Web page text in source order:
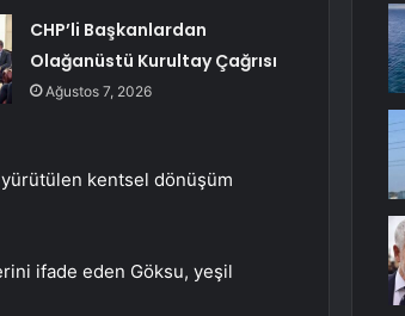
CHP’li Başkanlardan
Olağanüstü Kurultay Çağrısı
Ağustos 7, 2026
kentsel dönüşüm
ifade eden Göksu, yeşil